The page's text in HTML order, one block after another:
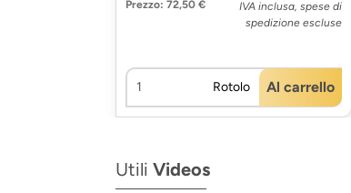
Prezzo: 72,50 €
IVA inclusa, spese di
spedizione escluse
Rotolo Al carrello
Utili Videos